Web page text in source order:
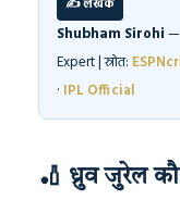
✍️ लेखक
Shubham Sirohi—
Expert | स्रोत:
· IPL Official
🏏 ध्रुव जुरेल